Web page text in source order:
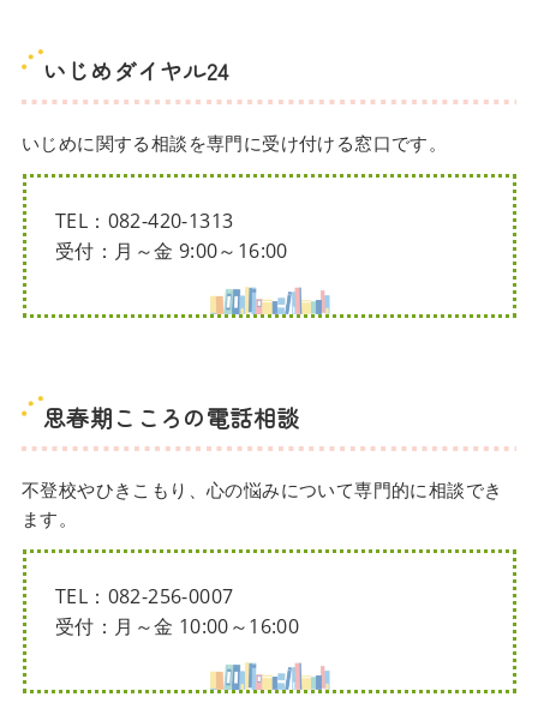
いじめダイヤル24
いじめに関する相談を専門に受け付ける窓口です。
TEL：082-420-1313
受付：月～金 9:00～16:00
思春期こころの電話相談
不登校やひきこもり、心の悩みについて専門的に相談でき
ます。
TEL：082-256-0007
受付：月～金 10:00～16:00